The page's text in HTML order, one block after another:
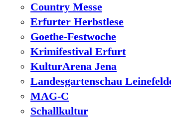
Country Messe
Erfurter Herbstlese
Goethe-Festwoche
Krimifestival Erfurt
KulturArena Jena
Landesgartenschau
MAG-C
Schallkultur